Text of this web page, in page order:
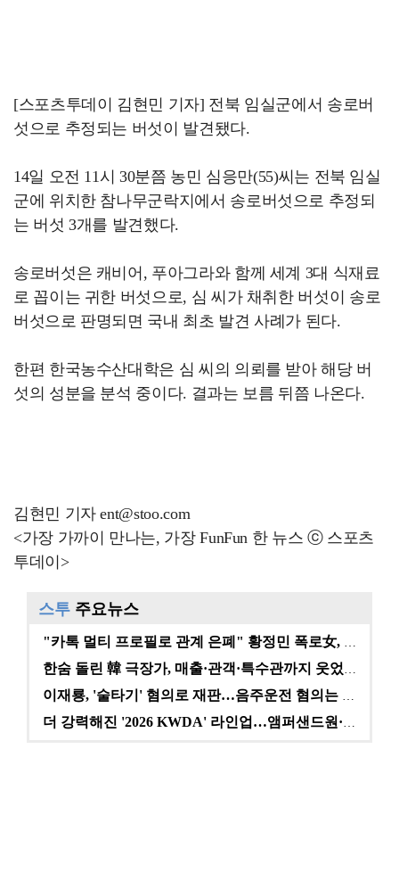
[스포츠투데이 김현민 기자] 전북 임실군에서 송로버
섯으로 추정되는 버섯이 발견됐다.
14일 오전 11시 30분쯤 농민 심응만(55)씨는 전북 임실
군에 위치한 참나무군락지에서 송로버섯으로 추정되
는 버섯 3개를 발견했다.
송로버섯은 캐비어, 푸아그라와 함께 세계 3대 식재료
로 꼽이는 귀한 버섯으로, 심 씨가 채취한 버섯이 송로
버섯으로 판명되면 국내 최초 발견 사례가 된다.
한편 한국농수산대학은 심 씨의 의뢰를 받아 해당 버
섯의 성분을 분석 중이다. 결과는 보름 뒤쯤 나온다.
김현민 기자 ent@stoo.com
<가장 가까이 만나는, 가장 FunFun 한 뉴스 ⓒ 스포츠
투데이>
스투 주요뉴스
"카톡 멀티 프로필로 관계 은폐" 황정민 폭로女, 문자…
한숨 돌린 韓 극장가, 매출·관객·특수관까지 웃었다 […
이재룡, '술타기' 혐의로 재판…음주운전 혐의는 미적용…
더 강력해진 '2026 KWDA' 라인업…앰퍼샌드원·나…